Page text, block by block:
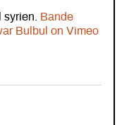
syrien. Bande
Bulbul on Vimeo
création théâtrale de